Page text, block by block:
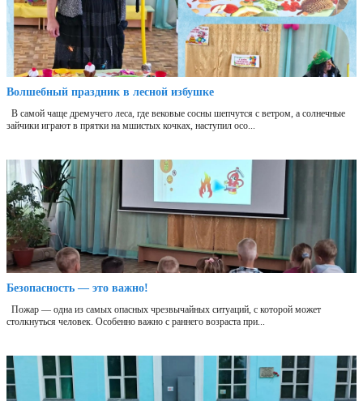
Волшебный праздник в лесной избушке
В самой чаще дремучего леса, где вековые сосны шепчутся с ветром, а солнечные
зайчики играют в прятки на мшистых кочках, наступил осо...
Безопасность — это важно!
Пожар — одна из самых опасных чрезвычайных ситуаций, с которой может
столкнуться человек. Особенно важно с раннего возраста при...